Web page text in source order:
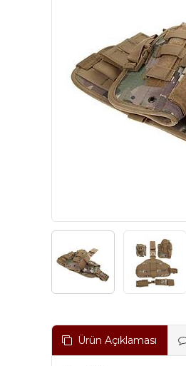
Ürün Açıklaması